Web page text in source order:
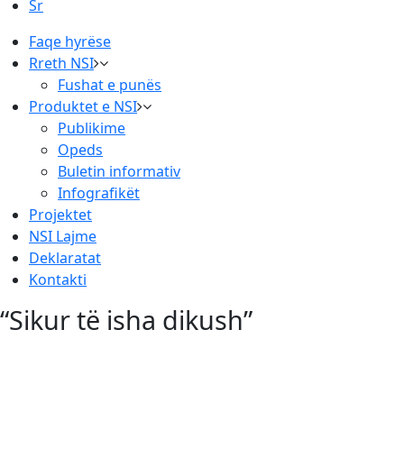
Sr
Faqe hyrëse
Rreth NSI
Fushat e punës
Produktet e NSI
Publikime
Opeds
Buletin informativ
Infografikët
Projektet
NSI Lajme
Deklaratat
Kontakti
“Sikur të isha dikush”